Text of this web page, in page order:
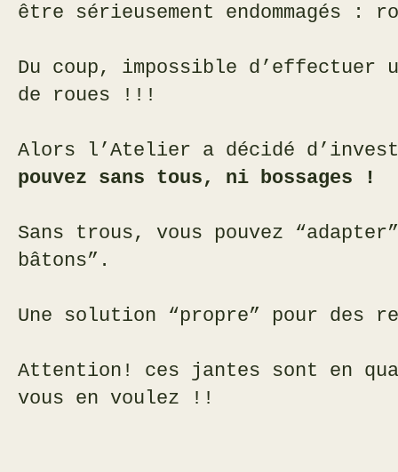
être sérieusement endommagés
Du coup, impossible
de roues !!!
Alors l’Atelier a décidé
pouvez sans tous, ni bossages !
Sans trous, vous pouvez
bâtons”.
Une solution “propre” pour des
Attention! ces jantes sont en
vous en voulez !!